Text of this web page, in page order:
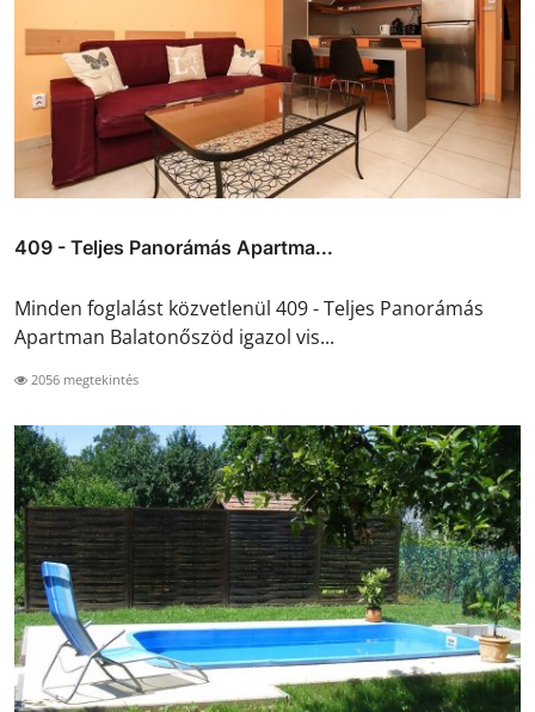
409 - Teljes Panorámás Apartma...
Minden foglalást közvetlenül 409 - Teljes Panorámás
Apartman Balatonőszöd igazol vis...
2056 megtekintés